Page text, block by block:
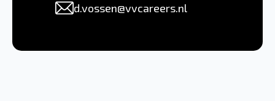
d.vossen@vvcareers.nl